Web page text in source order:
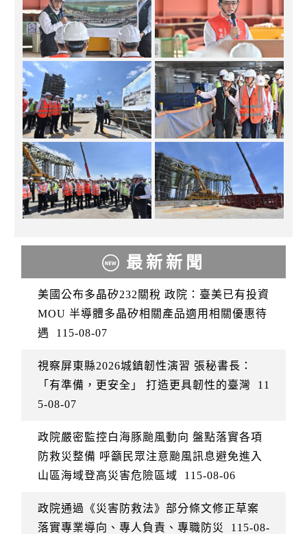
最新新聞
美國公布多晶矽232關稅 政院：臺美已有投資
MOU 半導體多晶矽相關產品適用相關優惠待
遇
115-08-07
視察屏東縣2026城鎮韌性演習 張秘書長：
「有準備，更安全」 打造更具韌性的臺灣
11
5-08-07
政院嚴密監控白海豚颱風動向 盤點落實各項
防救災整備 呼籲民眾注意颱風訊息避免進入
山區海域登高災害危險區域
115-08-06
政院通過《災害防救法》部分條文修正草案
落實專業導向、專人負責、專職防災
115-08-